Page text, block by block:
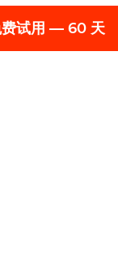
费试用 — 60 天